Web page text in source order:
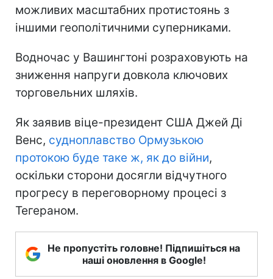
можливих масштабних протистоянь з
іншими геополітичними суперниками.
Водночас у Вашингтоні розраховують на
зниження напруги довкола ключових
торговельних шляхів.
Як заявив віце-президент США Джей Ді
Венс, судноплавство Ормузькою
протокою буде таке ж, як до війни,
оскільки сторони досягли відчутного
прогресу в переговорному процесі з
Тегераном.
Не пропустіть головне! Підпишіться на
наші оновлення в Google!